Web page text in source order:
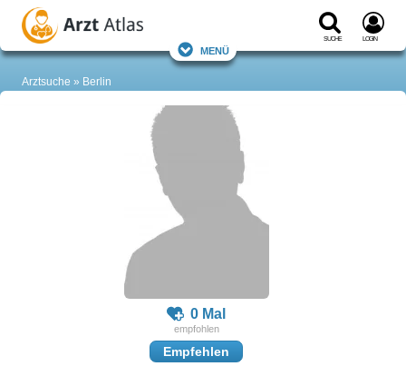
Suche Login
Menü
Arztsuche Berlin
0 Mal
Empfehlen